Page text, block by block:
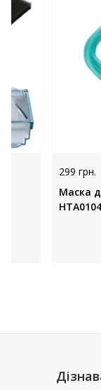
299 грн.
Маска